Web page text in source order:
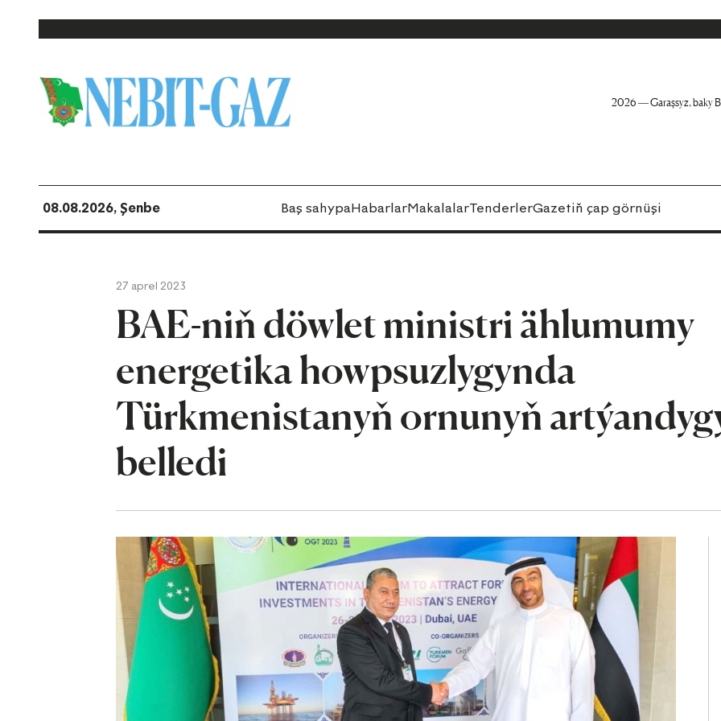
2026 — Garaşsyz, baky
08.08.2026, Şenbe Baş sahypaHabarlarMakalalarTenderlerGazetiň çap görnüşi
27 aprel 2023
BAE-niň döwlet ministri ählumumy
energetika howpsuzlygynda
Türkmenistanyň ornunyň
belledi